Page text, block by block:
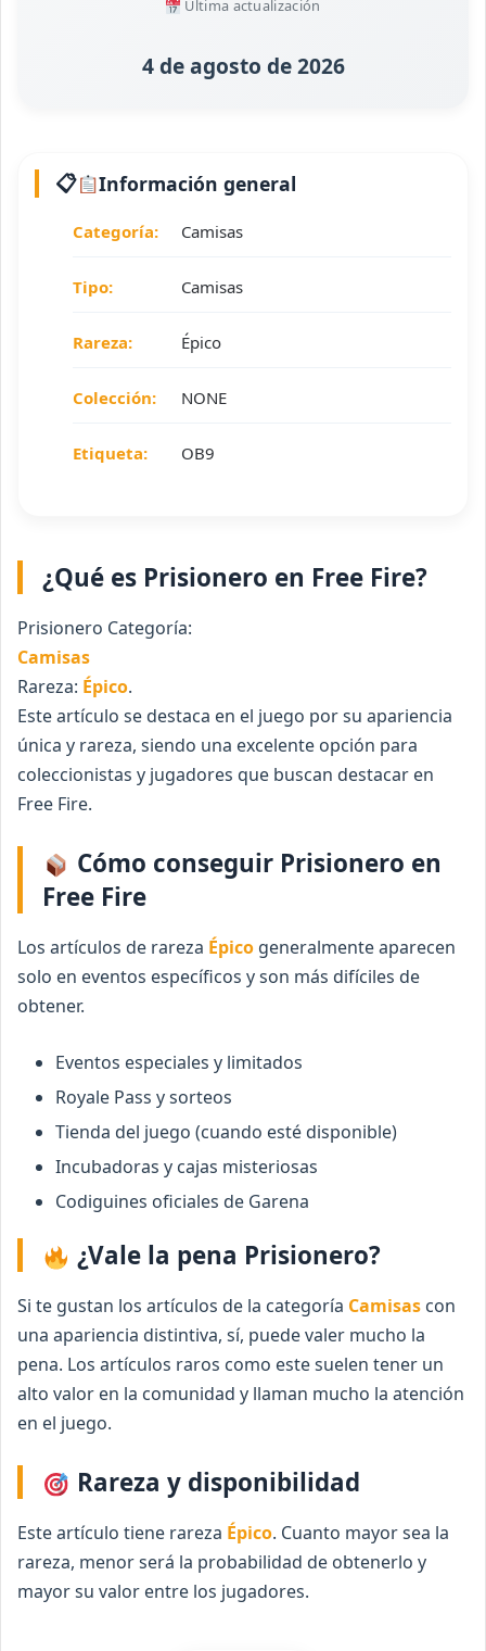
Última actualización
4 de agosto de 2026
Información general
Categoría: Camisas
Tipo: Camisas
Rareza: Épico
Colección: NONE
Etiqueta: OB9
¿Qué es Prisionero en Free Fire?
Prisionero Categoría:
Camisas
Rareza: Épico.
Este artículo se destaca en el juego por su apariencia
única y rareza, siendo una excelente opción para
coleccionistas y jugadores que buscan destacar en
Free Fire.
Cómo conseguir Prisionero en
Free Fire
Los artículos de rareza Épico generalmente aparecen
solo en eventos específicos y son más difíciles de
obtener.
Eventos especiales y limitados
Royale Pass y sorteos
Tienda del juego (cuando esté disponible)
Incubadoras y cajas misteriosas
Codiguines oficiales de Garena
¿Vale la pena Prisionero?
Si te gustan los artículos de la categoría Camisas con
una apariencia distintiva, sí, puede valer mucho la
pena. Los artículos raros como este suelen tener un
alto valor en la comunidad y llaman mucho la atención
en el juego.
Rareza y disponibilidad
Este artículo tiene rareza Épico. Cuanto mayor sea la
rareza, menor será la probabilidad de obtenerlo y
mayor su valor entre los jugadores.